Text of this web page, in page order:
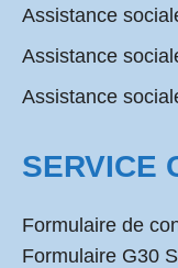
Assistance
Assistance
Assistance
SERVICE
Formulaire de
Formulaire G30